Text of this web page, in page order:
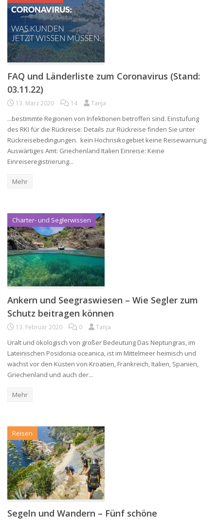
FAQ und Länderliste zum Coronavirus (Stand:
03.11.22)
13. März 2020 14 Tanja
...bestimmte Regionen von Infektionen betroffen sind. Einstufung
des RKI für die Rückreise: Details zur Rückreise finden Sie unter
Rückreisebedingungen. kein Hochrisikogebiet keine Reisewarnung
Auswärtiges Amt: Griechenland Italien Einreise: Keine
Einreiseregistrierung...
Mehr
Charter- und Seglerwissen
Ankern und Seegraswiesen – Wie Segler zum
Schutz beitragen können
13. Februar 2020 0 Tanja
Uralt und ökologisch von großer Bedeutung Das Neptungras, im
Lateinischen Posidonia oceanica, ist im Mittelmeer heimisch und
wächst vor den Küsten von Kroatien, Frankreich, Italien, Spanien,
Griechenland und auch der...
Mehr
Reisen
Segeln und Wandern – Fünf schöne